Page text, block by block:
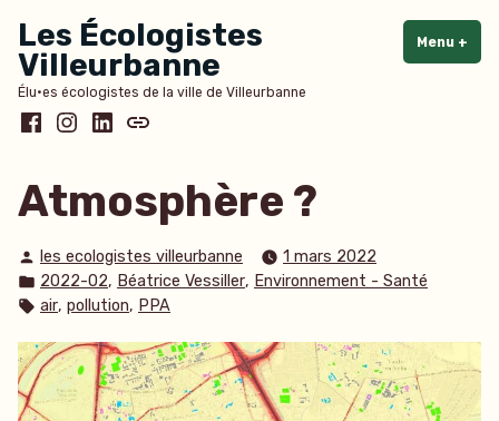
au
contenu
Les Écologistes
Villeurbanne
Élu·es écologistes de la ville de Villeurbanne
Menu +
Facebook
Instagram
LinkedInBluesky
Atmosphère ?
Publié
par
les ecologistes villeurbanne
1 mars 2022
Publié
dans
2022-02, Béatrice Vessiller, Environnement - Santé
Étiquettes :
air, pollution, PPA